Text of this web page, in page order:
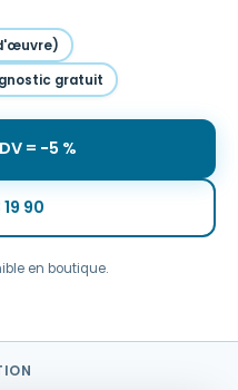
gratuit
= −5 %
90
en boutique.